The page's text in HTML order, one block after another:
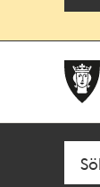
navigationen